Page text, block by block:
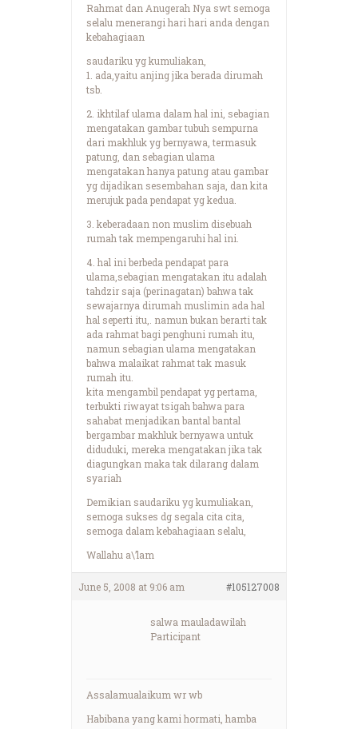
Rahmat dan Anugerah Nya swt semoga
selalu menerangi hari hari anda dengan
kebahagiaan
saudariku yg kumuliakan,
1. ada,yaitu anjing jika berada dirumah
tsb.
2. ikhtilaf ulama dalam hal ini, sebagian
mengatakan gambar tubuh sempurna
dari makhluk yg bernyawa, termasuk
patung, dan sebagian ulama
mengatakan hanya patung atau gambar
yg dijadikan sesembahan saja, dan kita
merujuk pada pendapat yg kedua.
3. keberadaan non muslim disebuah
rumah tak mempengaruhi hal ini.
4. hal ini berbeda pendapat para
ulama,sebagian mengatakan itu adalah
tahdzir saja (perinagatan) bahwa tak
sewajarnya dirumah muslimin ada hal
hal seperti itu,. namun bukan berarti tak
ada rahmat bagi penghuni rumah itu,
namun sebagian ulama mengatakan
bahwa malaikat rahmat tak masuk
rumah itu.
kita mengambil pendapat yg pertama,
terbukti riwayat tsigah bahwa para
sahabat menjadikan bantal bantal
bergambar makhluk bernyawa untuk
diduduki, mereka mengatakan jika tak
diagungkan maka tak dilarang dalam
syariah
Demikian saudariku yg kumuliakan,
semoga sukses dg segala cita cita,
semoga dalam kebahagiaan selalu,
Wallahu a\’lam
June 5, 2008 at 9:06 am #105127008
salwa mauladawilah
Participant
Assalamualaikum wr wb
Habibana yang kami hormati, hamba